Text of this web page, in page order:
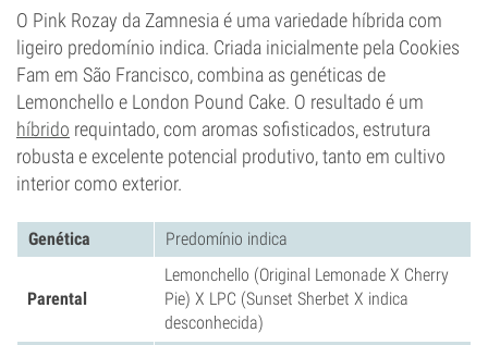
O Pink Rozay da Zamnesia é uma variedade híbrida com
ligeiro predomínio indica. Criada inicialmente pela Cookies
Fam em São Francisco, combina as genéticas de
Lemonchello e London Pound Cake. O resultado é um
híbrido requintado, com aromas sofisticados, estrutura
robusta e excelente potencial produtivo, tanto em cultivo
interior como exterior.
Genética Predomínio indica
Parental
Lemonchello (Original Lemonade X Cherry
Pie) X LPC (Sunset Sherbet X indica
desconhecida)